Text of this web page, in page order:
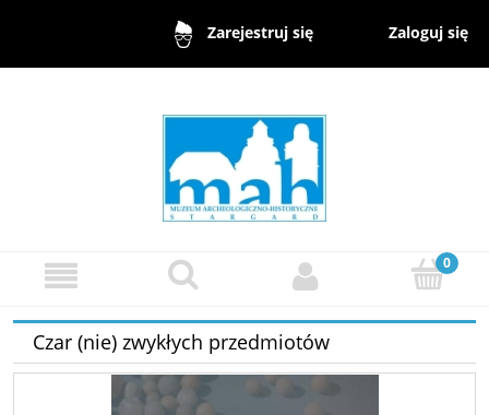
Zarejestruj się Zaloguj się
Czar (nie) zwykłych przedmiotów